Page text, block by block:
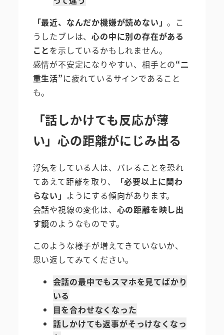
「最近、なんだか機嫌が読めない」。こ
うしたブレは、心の中に別の存在がある
ことを示しているかもしれません。
感情が不安定になりやすい、相手との“二
重生活”に疲れているサインであること
も。
「話しかけても反応が薄
い」心の距離がにじみ出る
浮気をしている人は、バレることを恐れ
てあえて距離を取り、
「必要以上に関わ
らない」 ようにする傾向があります。
会話や視線の変化は、 心の距離を映し出
す鏡のようなものです。
このような様子が増えてきていないか、
思い返してみてください。
会話の最中でもスマホを見てばかり
いる
目を合わせなくなった
話しかけても返事がそっけなくなっ